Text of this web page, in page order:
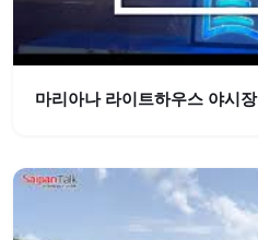
마리아나 라이트하우스 야시장